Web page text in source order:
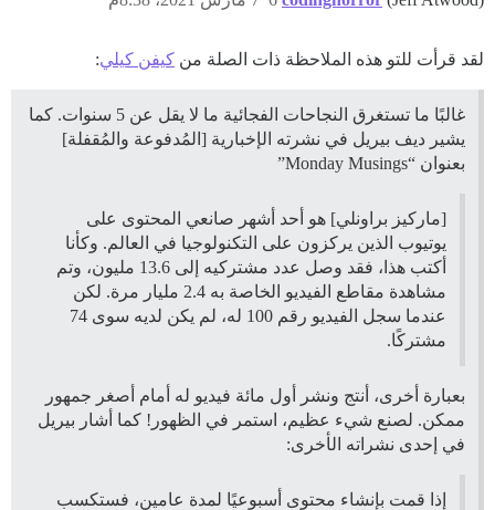
لقد قرأت للتو هذه الملاحظة ذات الصلة من كيفن كيلي:
غالبًا ما تستغرق النجاحات الفجائية ما لا يقل عن 5 سنوات. كما
يشير ديف بيريل في نشرته الإخبارية [المُدفوعة والمُقفلة]
بعنوان “Monday Musings”
[ماركيز براونلي] هو أحد أشهر صانعي المحتوى على
يوتيوب الذين يركزون على التكنولوجيا في العالم. وكأنا
أكتب هذا، فقد وصل عدد مشتركيه إلى 13.6 مليون، وتم
مشاهدة مقاطع الفيديو الخاصة به 2.4 مليار مرة. لكن
عندما سجل الفيديو رقم 100 له، لم يكن لديه سوى 74
مشتركًا.
بعبارة أخرى، أنتج ونشر أول مائة فيديو له أمام أصغر جمهور
ممكن. لصنع شيء عظيم، استمر في الظهور! كما أشار بيريل
في إحدى نشراته الأخرى:
إذا قمت بإنشاء محتوى أسبوعيًا لمدة عامين، فستكسب